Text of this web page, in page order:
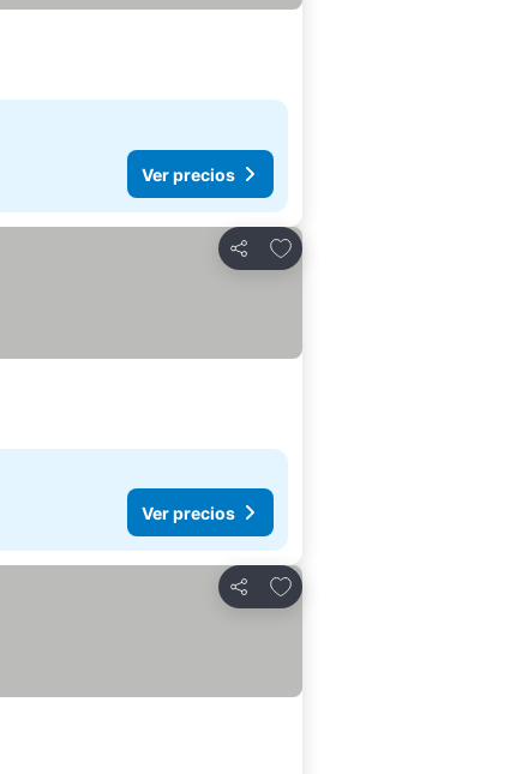
Ver precios
Compartir
Añadir a favoritos
Ver precios
Compartir
Añadir a favoritos